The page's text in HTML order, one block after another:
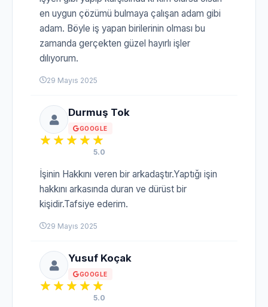
en uygun çözümü bulmaya çalışan adam gibi
adam. Böyle iş yapan birilerinin olması bu
zamanda gerçekten güzel hayırlı işler
dılıyorum.
29 Mayıs 2025
Durmuş Tok
GOOGLE
5.0
İşinin Hakkını veren bir arkadaştır.Yaptığı işin
hakkını arkasında duran ve dürüst bir
kişidir.Tafsiye ederim.
29 Mayıs 2025
Yusuf Koçak
GOOGLE
5.0